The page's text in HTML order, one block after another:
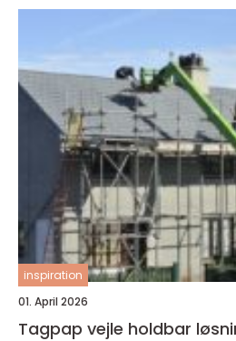
inspiration
01. April 2026
Tagpap vejle holdbar løsning til både nyt tag